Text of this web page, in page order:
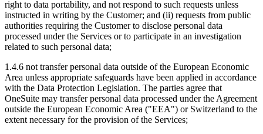
right to data portability, and not respond to such requests unless
instructed in writing by the Customer; and (ii) requests from public
authorities requiring the Customer to disclose personal data
processed under the Services or to participate in an investigation
related to such personal data;
1.4.6 not transfer personal data outside of the European Economic
Area unless appropriate safeguards have been applied in accordance
with the Data Protection Legislation. The parties agree that
OneSuite may transfer personal data processed under the Agreement
outside the European Economic Area ("EEA") or Switzerland to the
extent necessary for the provision of the Services;